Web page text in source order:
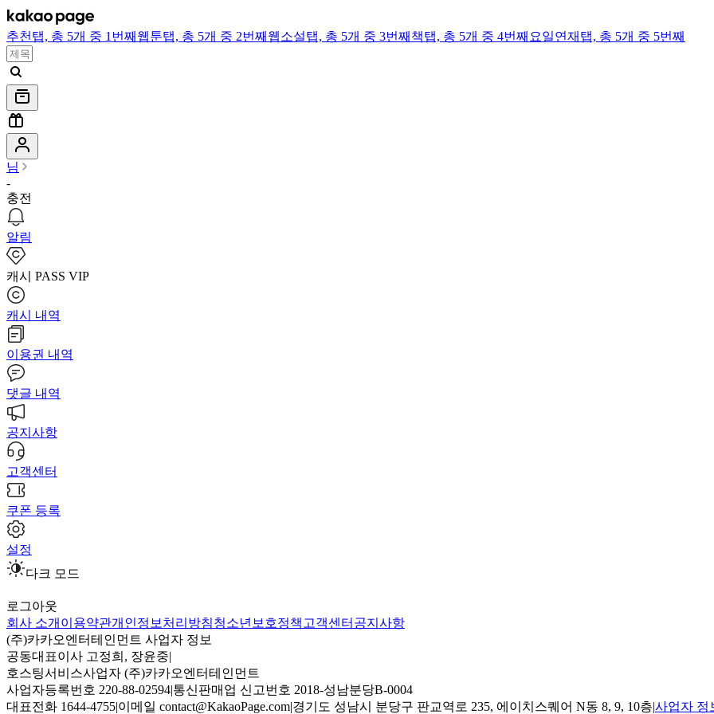
추천 탭, 총 5개 중 1번째 웹툰탭, 총 5개 중 2번째 웹소설탭, 총 5개 중 3번째 책탭, 총 5개 중 4번째 요일연재 탭, 총 5개 중 5번째
님
-
충전
알림
캐시 PASS VIP
캐시 내역
이용권 내역
댓글 내역
공지사항
고객센터
쿠폰 등록
설정
다크 모드
로그아웃
회사 소개 이용약관개인정보처리방침청소년보호정책 고객센터 공지사항
(주)카카오엔터테인먼트 사업자 정보
공동대표이사 고정희, 장윤중|
호스팅서비스사업자 (주)카카오엔터테인먼트
사업자등록번호 220-88-02594|통신판매업 신고번호 2018-성남분당B-0004
대표전화 1644-4755|이메일 contact@KakaoPage.com|경기도 성남시 분당구 판교역로 235, 에이치스퀘어 N동 8, 9, 10층|사업자 정